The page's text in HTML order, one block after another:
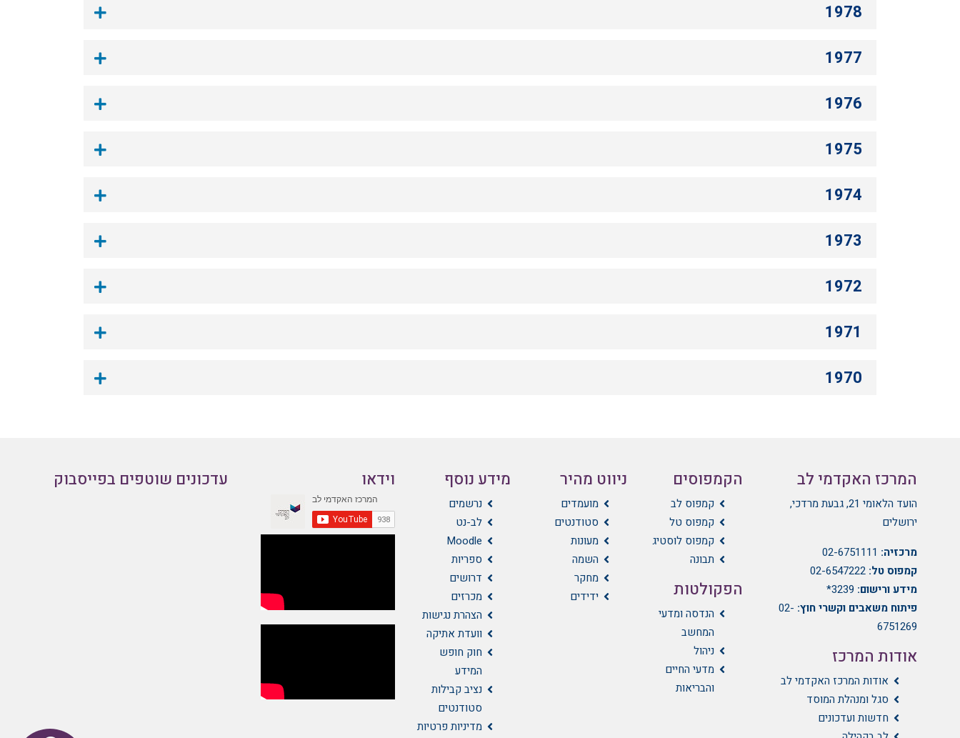
1978
1977
1976
1975
1974
1973
1972
1971
1970
המרכז האקדמי לב
הועד הלאומי 21, גבעת מרדכי,
ירושלים
מרכזיה: 02-6751111
קמפוס טל: 02-6547222
מידע ורישום: 3239*
פיתוח משאבים וקשרי חוץ: 02-
6751269
אודות המרכז
אודות המרכז האקדמי לב
סגל ומנהלת המוסד
חדשות ועדכונים
הקמפוסים
קמפוס לב
קמפוס טל
קמפוס לוסטיג
תבונה
הפקולטות
הנדסה ומדעי
המחשב
ניהול
מדעי החיים
והבריאות
ניווט מהיר
מועמדים
סטודנטים
מעונות
השמה
מחקר
ידידים
מידע נוסף
נרשמים
לב-נט
Moodle
ספריות
דרושים
מכרזים
הצהרת נגישות
וועדת אתיקה
חוק חופש
המידע
נציב קבילות
סטודנטים
מדיניות פרטיות
וידאו עדכונים שוטפים בפייסבוק